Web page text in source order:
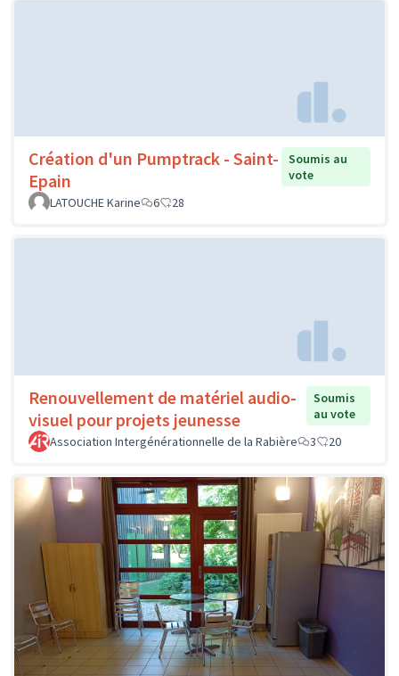
Création d'un Pumptrack - Saint-
Epain
Soumis au
vote
LATOUCHE Karine
6 28
Renouvellement de matériel audio-
visuel pour projets jeunesse
Soumis
au vote
Association Intergénérationnelle de la Rabière
3 20